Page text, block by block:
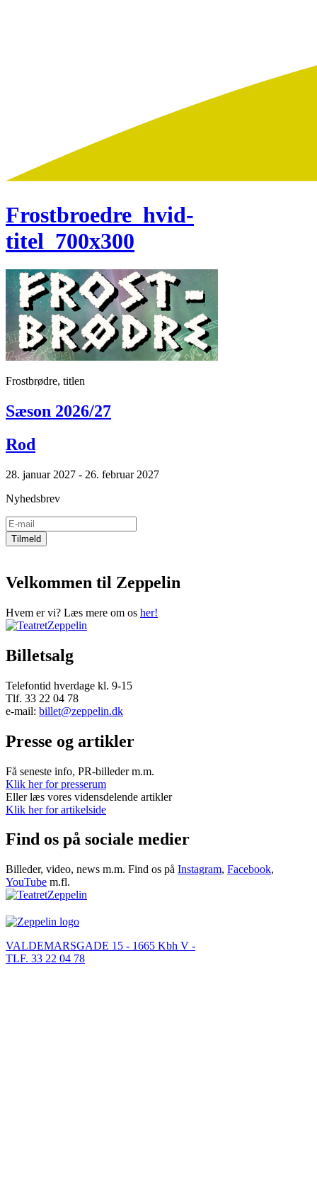
Frostbroedre_hvid-
titel_700x300
Frostbrødre, titlen
Sæson 2026/27
Rod
28. januar 2027 - 26. februar 2027
Nyhedsbrev
Velkommen til Zeppelin
Hvem er vi? Læs mere om os her!
Billetsalg
Telefontid hverdage kl. 9-15
Tlf. 33 22 04 78
e-mail: billet@zeppelin.dk
Presse og artikler
Få seneste info, PR-billeder m.m.
Klik her for presserum
Eller læs vores vidensdelende artikler
Klik her for artikelside
Find os på sociale medier
Billeder, video, news m.m. Find os på Instagram, Facebook,
YouTube m.fl.
VALDEMARSGADE 15 - 1665 Kbh V -
TLF. 33 22 04 78